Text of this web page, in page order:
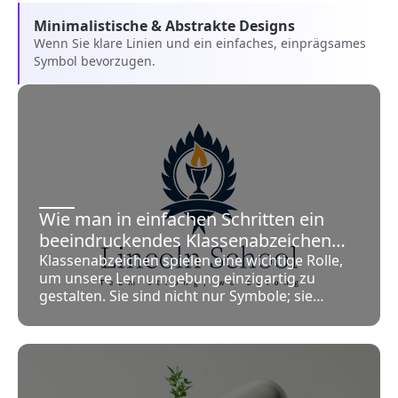
Minimalistische & Abstrakte Designs
Wenn Sie klare Linien und ein einfaches, einprägsames
Symbol bevorzugen.
Wie man in einfachen Schritten ein
beeindruckendes Klassenabzeichen
erstellt
Klassenabzeichen spielen eine wichtige Rolle,
um unsere Lernumgebung einzigartig zu
gestalten. Sie sind nicht nur Symbole; sie
unserer Klasse. Ein Klassenabzeichen zu
erstellen ist einfacher als man denkt. Mit Tools
wie AILogoCreator.io kann jeder ein
beeindruckendes Abzeichen gestalten. Ich